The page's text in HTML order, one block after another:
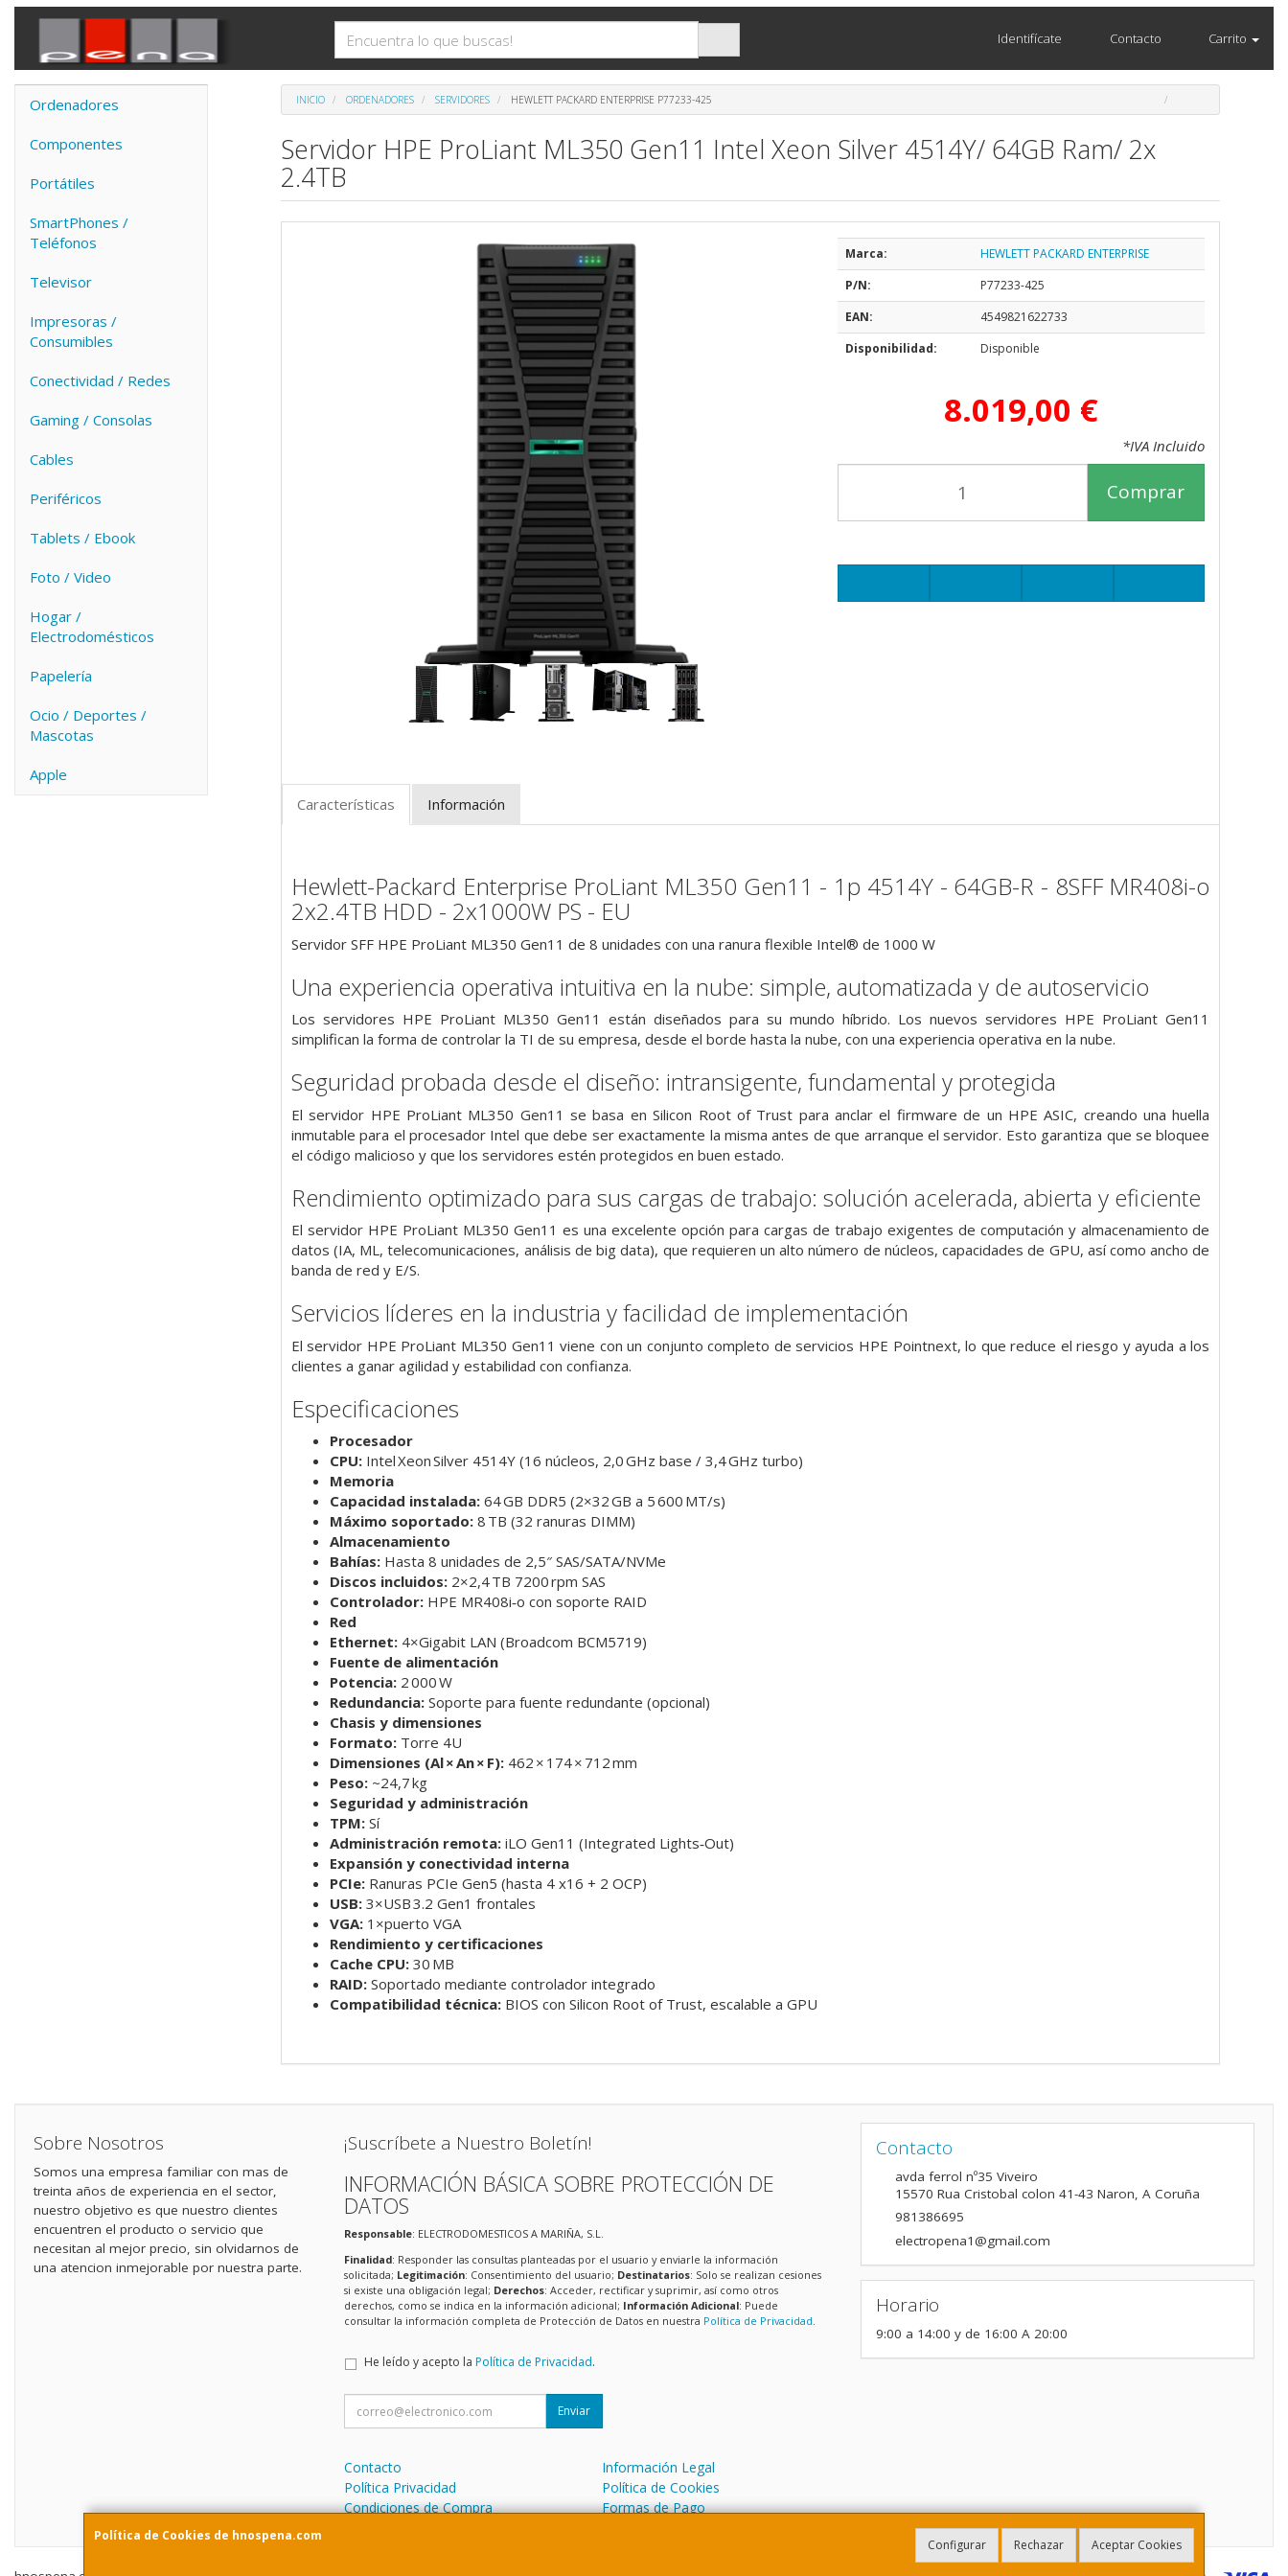
Identifícate Contacto Carrito
Ordenadores
Componentes
Portátiles
SmartPhones /
Teléfonos
Televisor
Impresoras /
Consumibles
Conectividad / Redes
Gaming / Consolas
Cables
Periféricos
Tablets / Ebook
Foto / Video
Hogar /
Electrodomésticos
Papelería
Ocio / Deportes /
Mascotas
Apple
INICIO ORDENADORES SERVIDORES HEWLETT PACKARD ENTERPRISE P77233-425
Servidor HPE ProLiant ML350 Gen11 Intel Xeon Silver 4514Y/ 64GB Ram/ 2x
2.4TB
Marca:
HEWLETT PACKARD ENTERPRISE
P/N:
P77233-425
EAN:
4549821622733
Disponibilidad:
Disponible
8.019,00 €
*IVA Incluido
Comprar
Características Información
Hewlett-Packard Enterprise ProLiant ML350 Gen11 - 1p 4514Y - 64GB-R - 8SFF MR408i-o
2x2.4TB HDD - 2x1000W PS - EU
Servidor SFF HPE ProLiant ML350 Gen11 de 8 unidades con una ranura flexible Intel® de 1000 W
Una experiencia operativa intuitiva en la nube: simple, automatizada y de autoservicio
Los servidores HPE ProLiant ML350 Gen11 están diseñados para su mundo híbrido. Los nuevos servidores HPE ProLiant Gen11
simplifican la forma de controlar la TI de su empresa, desde el borde hasta la nube, con una experiencia operativa en la nube.
Seguridad probada desde el diseño: intransigente, fundamental y protegida
El servidor HPE ProLiant ML350 Gen11 se basa en Silicon Root of Trust para anclar el firmware de un HPE ASIC, creando una huella
inmutable para el procesador Intel que debe ser exactamente la misma antes de que arranque el servidor. Esto garantiza que se bloquee
el código malicioso y que los servidores estén protegidos en buen estado.
Rendimiento optimizado para sus cargas de trabajo: solución acelerada, abierta y eficiente
El servidor HPE ProLiant ML350 Gen11 es una excelente opción para cargas de trabajo exigentes de computación y almacenamiento de
datos (IA, ML, telecomunicaciones, análisis de big data), que requieren un alto número de núcleos, capacidades de GPU, así como ancho de
banda de red y E/S.
Servicios líderes en la industria y facilidad de implementación
El servidor HPE ProLiant ML350 Gen11 viene con un conjunto completo de servicios HPE Pointnext, lo que reduce el riesgo y ayuda a los
clientes a ganar agilidad y estabilidad con confianza.
Especificaciones
Procesador
CPU:Intel Xeon Silver 4514Y (16 núcleos, 2,0 GHz base / 3,4 GHz turbo)
Memoria
Capacidad instalada:64 GB DDR5 (2×32 GB a 5 600 MT/s)
Máximo soportado:8 TB (32 ranuras DIMM)
Almacenamiento
Bahías:Hasta 8 unidades de 2,5″ SAS/SATA/NVMe
Discos incluidos:2×2,4 TB 7200 rpm SAS
Controlador:HPE MR408i‑o con soporte RAID
Red
Ethernet:4×Gigabit LAN (Broadcom BCM5719)
Fuente de alimentación
Potencia:2 000 W
Redundancia:Soporte para fuente redundante (opcional)
Chasis y dimensiones
Formato:Torre 4U
Dimensiones (Al × An × F):462 × 174 × 712 mm
Peso:~24,7 kg
Seguridad y administración
TPM:Sí
Administración remota:iLO Gen11 (Integrated Lights‑Out)
Expansión y conectividad interna
PCIe:Ranuras PCIe Gen5 (hasta 4 x16 + 2 OCP)
USB:3×USB 3.2 Gen1 frontales
VGA:1×puerto VGA
Rendimiento y certificaciones
Cache CPU:30 MB
RAID:Soportado mediante controlador integrado
Compatibilidad técnica:BIOS con Silicon Root of Trust, escalable a GPU
Política de Cookies de hnospena.com
Configurar Rechazar Aceptar Cookies
Sobre Nosotros
Somos una empresa familiar con mas de
treinta años de experiencia en el sector,
nuestro objetivo es que nuestro clientes
encuentren el producto o servicio que
necesitan al mejor precio, sin olvidarnos de
una atencion inmejorable por nuestra parte.
¡Suscríbete a Nuestro Boletín!
INFORMACIÓN BÁSICA SOBRE PROTECCIÓN DE
DATOS
Responsable: ELECTRODOMESTICOS A MARIÑA, S.L.
Finalidad: Responder las consultas planteadas por el usuario y enviarle la información
solicitada; Legitimación: Consentimiento del usuario; Destinatarios: Solo se realizan cesiones
si existe una obligación legal; Derechos: Acceder, rectificar y suprimir, así como otros
derechos, como se indica en la información adicional; Información Adicional: Puede
consultar la información completa de Protección de Datos en nuestra Política de Privacidad
He leído y acepto la Política de Privacidad.
Enviar
Contacto
Información Legal
Política Privacidad
Política de Cookies
Condiciones de Compra
Formas de Pago
Contacto
avda ferrol nº35 Viveiro
15570 Rua Cristobal colon 41-43 Naron, A Coruña
981386695
electropena1@gmail.com
Horario
9:00 a 14:00 y de 16:00 A 20:00